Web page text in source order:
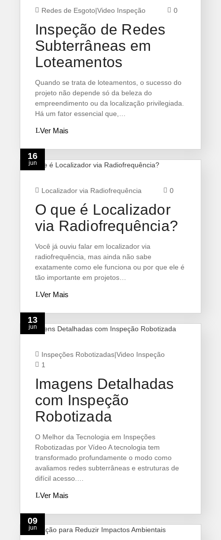
Redes de Esgoto|Video Inspeção 0
Inspeção de Redes
Subterrâneas em
Loteamentos
Quando se trata de loteamentos, o sucesso do
projeto não depende só da beleza do
empreendimento ou da localização privilegiada.
Há um fator essencial que,…
Ver Mais
16
jun
Localizador via Radiofrequência 0
O que é Localizador
via Radiofrequência?
Você já ouviu falar em localizador via
radiofrequência, mas ainda não sabe
exatamente como ele funciona ou por que ele é
tão importante em projetos…
Ver Mais
13
jun
Inspeções Robotizadas|Video Inspeção
1
Imagens Detalhadas
com Inspeção
Robotizada
O Melhor da Tecnologia em Inspeções
Robotizadas por Vídeo A tecnologia tem
transformado profundamente o modo como
avaliamos redes subterrâneas e estruturas de
difícil acesso.…
Ver Mais
09
jun